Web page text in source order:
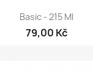
Basic - 215 Ml
79,00 Kč